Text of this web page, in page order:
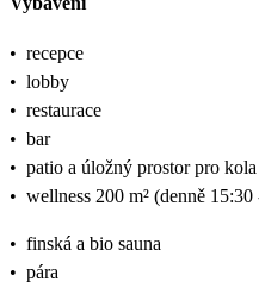
• recepce
• lobby
• restaurace
• bar
• patio a úložný prostor pro kola
• wellness 200 m² (denně
• finská a bio sauna
• pára